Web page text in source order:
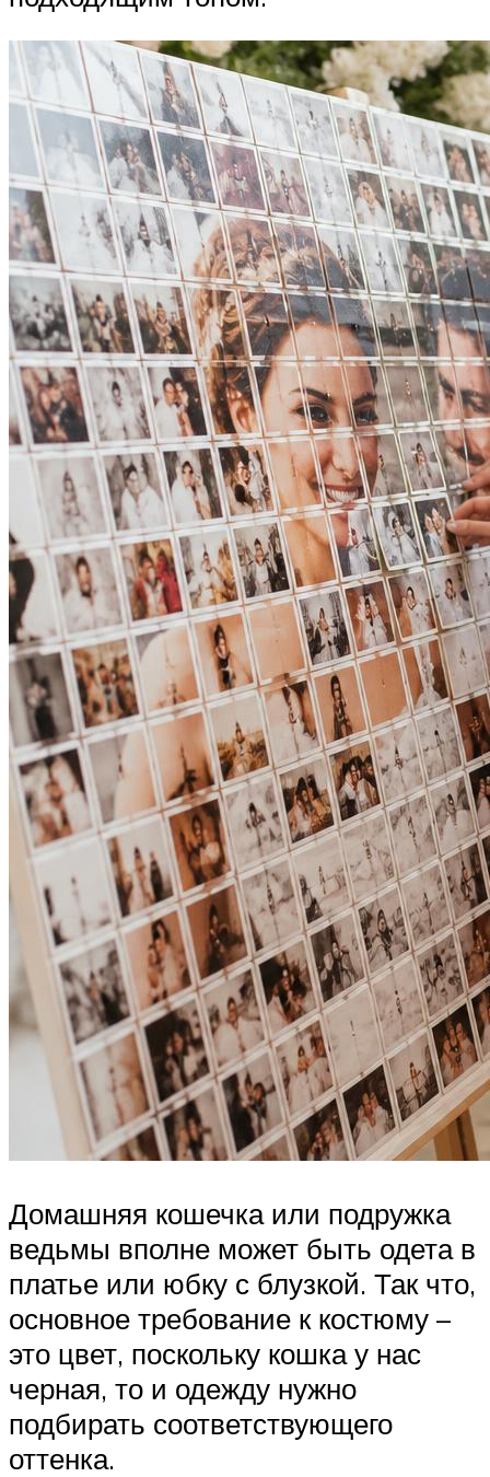
Домашняя кошечка или подружка
ведьмы вполне может быть одета в
платье или юбку с блузкой. Так что,
основное требование к костюму –
это цвет, поскольку кошка у нас
черная, то и одежду нужно
подбирать соответствующего
оттенка.